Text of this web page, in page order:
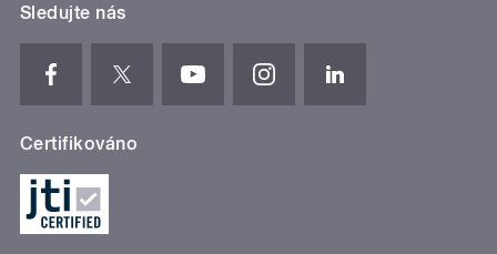
Sledujte nás
Certifikováno